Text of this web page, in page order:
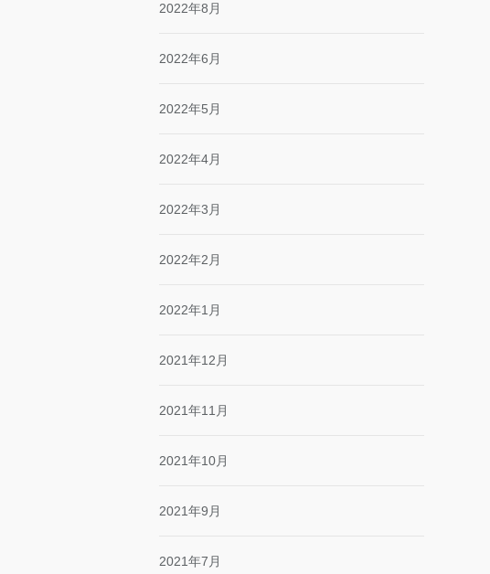
2022年8月
2022年6月
2022年5月
2022年4月
2022年3月
2022年2月
2022年1月
2021年12月
2021年11月
2021年10月
2021年9月
2021年7月